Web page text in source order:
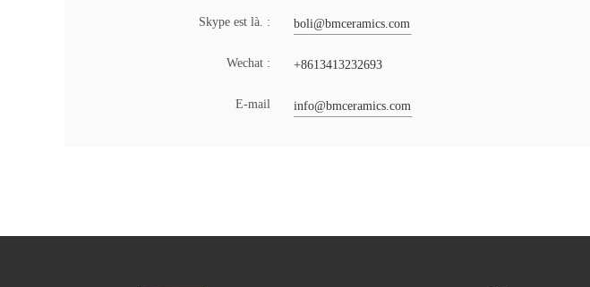
Skype est là. : boli@bmceramics.com
Wechat : +8613413232693
E-mail info@bmceramics.com